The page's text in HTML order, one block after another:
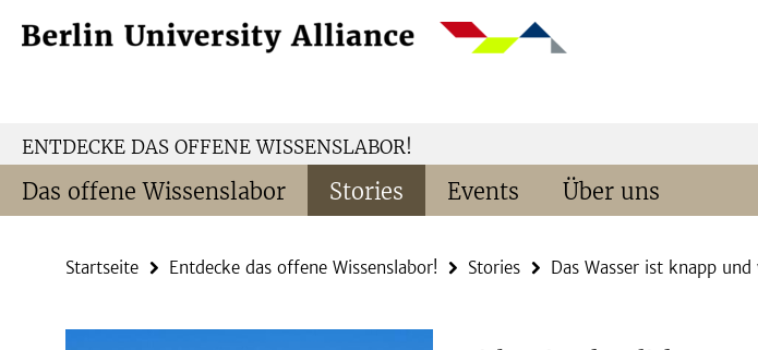
direkt
Service-
ENTDECKE DAS OFFENE WISSENSLABOR!
Das offene Wissenslabor Stories Events Über uns
Startseite Entdecke das offene Wissenslabor! Stories Das Wasser ist knapp